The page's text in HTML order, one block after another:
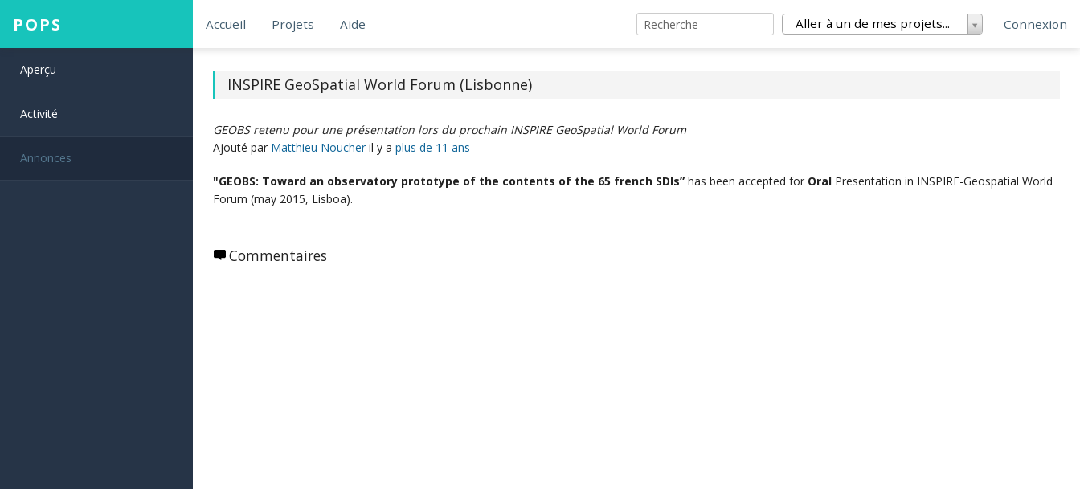
POPS Accueil Projets Aide Aller à un de mes projets... Connexion
Aperçu
Activité
Annonces
INSPIRE GeoSpatial World Forum (Lisbonne)
GEOBS retenu pour une présentation lors du prochain INSPIRE GeoSpatial World Forum
Ajouté par Matthieu Noucher il y a plus de 11 ans
"GEOBS: Toward an observatory prototype of the contents of the 65 french SDIs” has been accepted for Oral Presentation in INSPIRE-Geospatial World
Forum (may 2015, Lisboa).
Commentaires